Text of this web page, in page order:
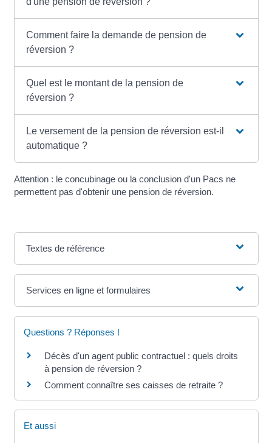
Comment faire la demande de pension de
réversion ?
Quel est le montant de la pension de
réversion ?
Le versement de la pension de réversion est-il
automatique ?
Attention : le concubinage ou la conclusion d'un Pacs ne
permettent pas d'obtenir une pension de réversion.
Textes de référence
Services en ligne et formulaires
Questions ? Réponses !
Décès d'un agent public contractuel : quels droits
à pension de réversion ?
Comment connaître ses caisses de retraite ?
Et aussi